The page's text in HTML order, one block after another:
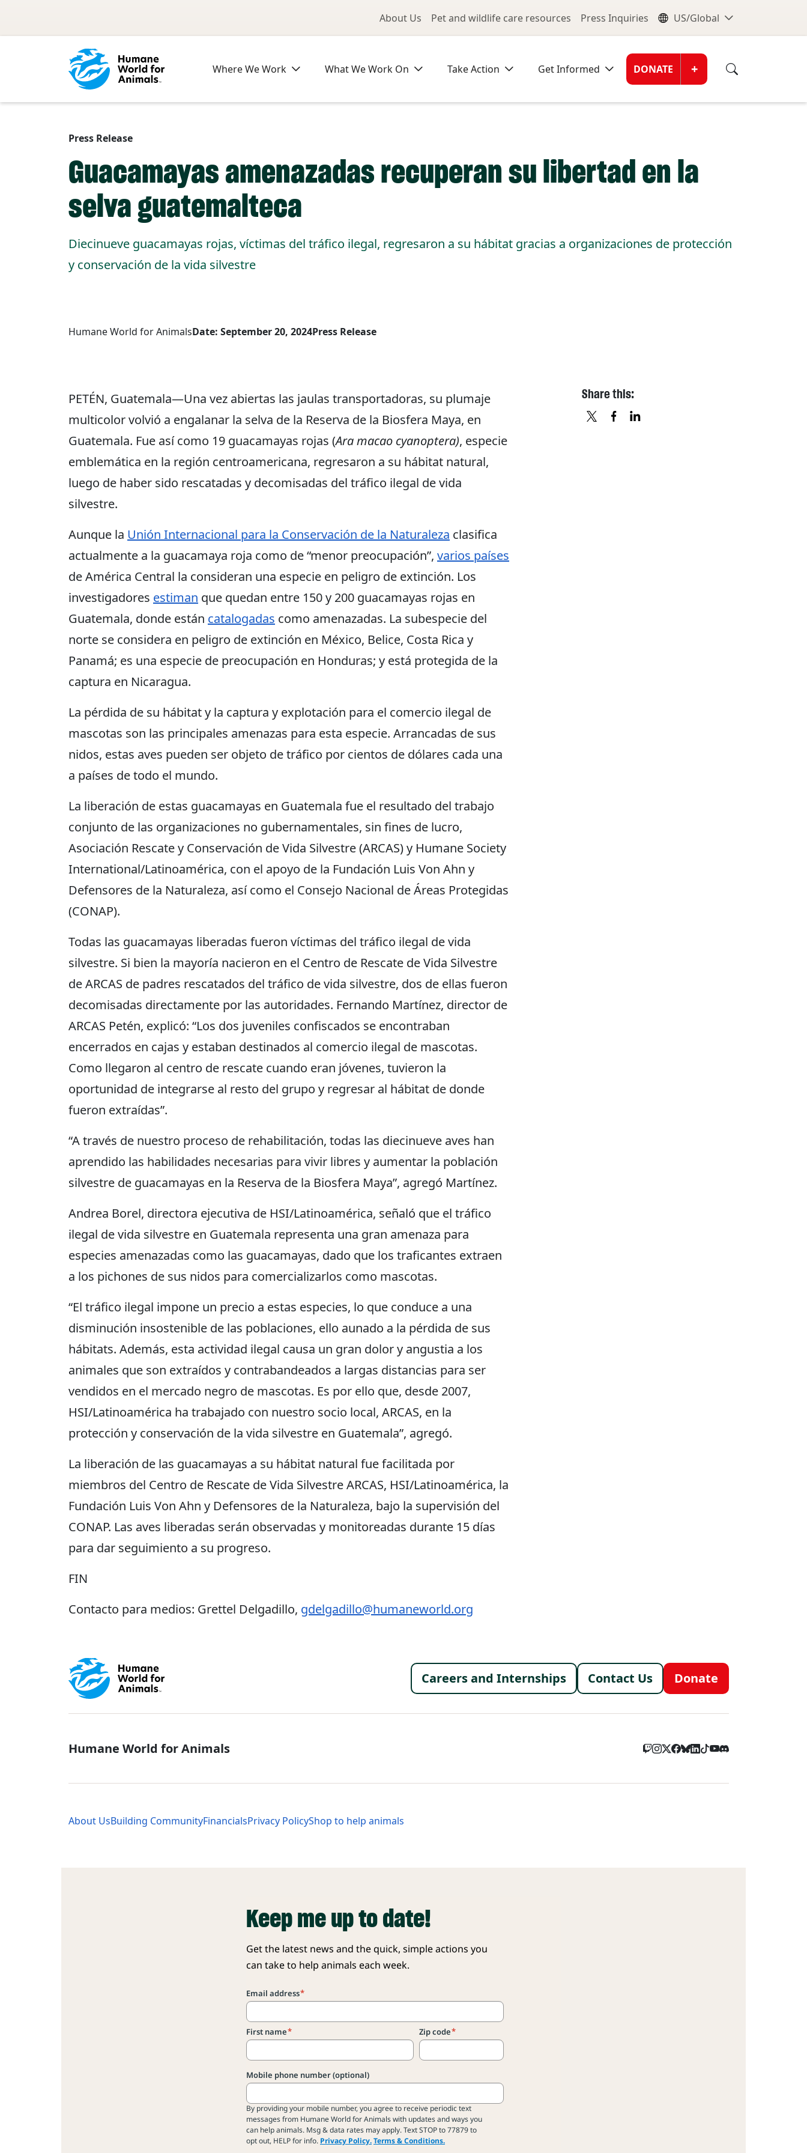
Utility Menu
About Us Pet and wildlife care resources Press Inquiries Global
US/Global
Where We Work What We Work On Take Action Get Informed Donate
DONATE +
Press Release
Guacamayas amenazadas recuperan su libertad en la
selva guatemalteca
Diecinueve guacamayas rojas, víctimas del tráfico ilegal, regresaron a su hábitat gracias a organizaciones de protección
y conservación de la vida silvestre
Humane World for AnimalsDate: September 20, 2024Press Release
PETÉN, Guatemala―Una vez abiertas las jaulas transportadoras, su plumaje
multicolor volvió a engalanar la selva de la Reserva de la Biosfera Maya, en
Guatemala. Fue así como 19 guacamayas rojas (Ara macao cyanoptera), especie
emblemática en la región centroamericana, regresaron a su hábitat natural,
luego de haber sido rescatadas y decomisadas del tráfico ilegal de vida
silvestre.
Aunque la Unión Internacional para la Conservación de la Naturaleza clasifica
actualmente a la guacamaya roja como de “menor preocupación”, varios países
de América Central la consideran una especie en peligro de extinción. Los
investigadores estiman que quedan entre 150 y 200 guacamayas rojas en
Guatemala, donde están catalogadas como amenazadas. La subespecie del
norte se considera en peligro de extinción en México, Belice, Costa Rica y
Panamá; es una especie de preocupación en Honduras; y está protegida de la
captura en Nicaragua.
La pérdida de su hábitat y la captura y explotación para el comercio ilegal de
mascotas son las principales amenazas para esta especie. Arrancadas de sus
nidos, estas aves pueden ser objeto de tráfico por cientos de dólares cada una
a países de todo el mundo.
La liberación de estas guacamayas en Guatemala fue el resultado del trabajo
conjunto de las organizaciones no gubernamentales, sin fines de lucro,
Asociación Rescate y Conservación de Vida Silvestre (ARCAS) y Humane Society
International/Latinoamérica, con el apoyo de la Fundación Luis Von Ahn y
Defensores de la Naturaleza, así como el Consejo Nacional de Áreas Protegidas
(CONAP).
Todas las guacamayas liberadas fueron víctimas del tráfico ilegal de vida
silvestre. Si bien la mayoría nacieron en el Centro de Rescate de Vida Silvestre
de ARCAS de padres rescatados del tráfico de vida silvestre, dos de ellas fueron
decomisadas directamente por las autoridades. Fernando Martínez, director de
ARCAS Petén, explicó: “Los dos juveniles confiscados se encontraban
encerrados en cajas y estaban destinados al comercio ilegal de mascotas.
Como llegaron al centro de rescate cuando eran jóvenes, tuvieron la
oportunidad de integrarse al resto del grupo y regresar al hábitat de donde
fueron extraídas”.
“A través de nuestro proceso de rehabilitación, todas las diecinueve aves han
aprendido las habilidades necesarias para vivir libres y aumentar la población
silvestre de guacamayas en la Reserva de la Biosfera Maya”, agregó Martínez.
Andrea Borel, directora ejecutiva de HSI/Latinoamérica, señaló que el tráfico
ilegal de vida silvestre en Guatemala representa una gran amenaza para
especies amenazadas como las guacamayas, dado que los traficantes extraen
a los pichones de sus nidos para comercializarlos como mascotas.
“El tráfico ilegal impone un precio a estas especies, lo que conduce a una
disminución insostenible de las poblaciones, ello aunado a la pérdida de sus
hábitats. Además, esta actividad ilegal causa un gran dolor y angustia a los
animales que son extraídos y contrabandeados a largas distancias para ser
vendidos en el mercado negro de mascotas. Es por ello que, desde 2007,
HSI/Latinoamérica ha trabajado con nuestro socio local, ARCAS, en la
protección y conservación de la vida silvestre en Guatemala”, agregó.
La liberación de las guacamayas a su hábitat natural fue facilitada por
miembros del Centro de Rescate de Vida Silvestre ARCAS, HSI/Latinoamérica, la
Fundación Luis Von Ahn y Defensores de la Naturaleza, bajo la supervisión del
CONAP. Las aves liberadas serán observadas y monitoreadas durante 15 días
para dar seguimiento a su progreso.
FIN
Contacto para medios: Grettel Delgadillo, gdelgadillo@humaneworld.org
Share this:
Footer menu
Careers and Internships Contact Us Donate
Global - Social Menu
Humane World for Animals
Global - Legal Menu
About UsBuilding CommunityFinancialsPrivacy PolicyShop to help animals